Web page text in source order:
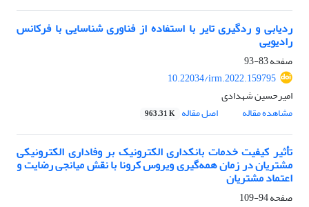
ردیابی و ردگیری تایر با استفاده از فناوری شناسایی با فرکانس
رادیویی
صفحه83-93
10.22034/irm.2022.159795
امیرحسین شهدادی
مشاهده مقاله
اصل مقاله 963.31 K
تأثیر کیفیت خدمات بانکداری الکترونیک بر وفاداری الکترونیکی
مشتریان در زمان همه‌گیری ویروس کرونا با نقش میانجی رضایت و
اعتماد مشتریان
صفحه94-109